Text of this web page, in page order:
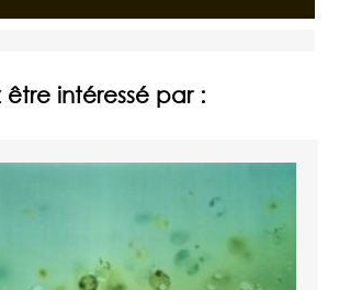
être intéressé par :